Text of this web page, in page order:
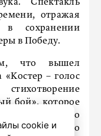
Спектакль
отражая
в сохранении
в Победу.
что вышел
– голос
бой», которое
1943 году. Его
Комитета по
cookie и